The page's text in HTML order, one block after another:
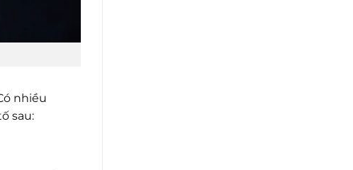
nhiều
sau: